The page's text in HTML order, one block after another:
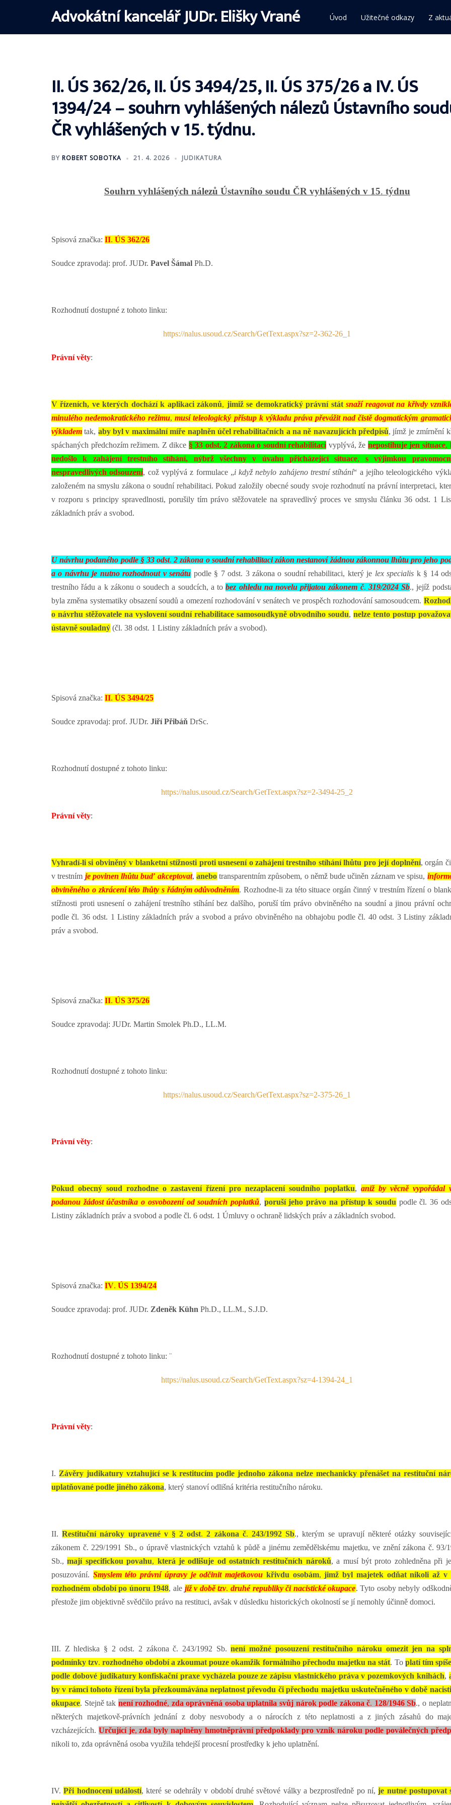
content
Advokátní kancelář JUDr. Elišky Vrané Úvod Užitečné odkazy Z
II. ÚS 362/26, II. ÚS 3494/25, II. ÚS 375/26 a IV. ÚS
1394/24 – souhrn vyhlášených nálezů Ústavního
ČR vyhlášených v 15. týdnu.
BY ROBERT SOBOTKA 21. 4. 2026 JUDIKATURA
Souhrn vyhlášených nálezů Ústavního soudu ČR vyhlášených v 15. týdnu
Spisová značka: II. ÚS 362/26
Soudce zpravodaj: prof. JUDr. Pavel Šámal Ph.D.
Rozhodnutí dostupné z tohoto linku:
https://nalus.usoud.cz/Search/GetText.aspx?sz=2-362-26_1
Právní věty:
V řízeních, ve kterých dochází k aplikaci zákonů, jimiž se demokratický právní státsnaží reagovat na křivdy
minulého nedemokratického režimu, musí teleologický přístup k výkladu práva převážit nad čistě dogmatickým
výkladem tak, aby byl v maximální míře naplněn účel rehabilitačních a na ně navazujících předpisů, jímž je zmírnění
spáchaných předchozím režimem. Z dikce § 33 odst. 2 zákona o soudní rehabilitaci vyplývá, že nepostihuje jen situace,
nedošlo k zahájení trestního stíhání, nýbrž všechny v úvahu přicházející situace, s výjimkou
nespravedlivých odsouzení, což vyplývá z formulace „i když nebylo zahájeno trestní stíhání“ a jejího teleologického
založeném na smyslu zákona o soudní rehabilitaci. Pokud založily obecné soudy svoje rozhodnutí na právní interpretaci,
v rozporu s principy spravedlnosti, porušily tím právo stěžovatele na spravedlivý proces ve smyslu článku 36 odst. 1
základních práv a svobod.
U návrhu podaného podle § 33 odst.2 zákona o soudní rehabilitaci zákon nestanoví žádnou zákonnou lhůtu pro jeho
a o návrhu je nutno rozhodnout v senátu podle § 7 odst. 3 zákona o soudní rehabilitaci, který je lex specialis k § 14
trestního řádu a k zákonu o soudech a soudcích, a tobez ohledu na novelu přijatou zákonem č. 319/2024 Sb., jejíž
byla změna systematiky obsazení soudů a omezení rozhodování v senátech ve prospěch rozhodování samosoudcem.
o návrhu stěžovatele na vyslovení soudní rehabilitace samosoudkyně obvodního soudu, nelze tento postup
ústavně souladný (čl. 38 odst. 1 Listiny základních práv a svobod).
Spisová značka: II. ÚS 3494/25
Soudce zpravodaj: prof. JUDr. Jiří Přibáň DrSc.
Rozhodnutí dostupné z tohoto linku:
https://nalus.usoud.cz/Search/GetText.aspx?sz=2-3494-25_2
Právní věty:
Vyhradí-li si obviněný v blanketní stížnosti proti usnesení o zahájení trestního stíhání lhůtu pro její doplnění, orgán
v trestním je povinen lhůtu buď akceptovat, anebo transparentním způsobem, o němž bude učiněn záznam ve spisu,
obviněného o zkrácení této lhůty s řádným odůvodněním. Rozhodne-li za této situace orgán činný v trestním řízení o
stížnosti proti usnesení o zahájení trestního stíhání bez dalšího, poruší tím právo obviněného na soudní a jinou právní
podle čl. 36 odst. 1 Listiny základních práv a svobod a právo obviněného na obhajobu podle čl. 40 odst. 3 Listiny
práv a svobod.
Spisová značka: II. ÚS 375/26
Soudce zpravodaj: JUDr. Martin Smolek Ph.D., LL.M.
Rozhodnutí dostupné z tohoto linku:
https://nalus.usoud.cz/Search/GetText.aspx?sz=2-375-26_1
Právní věty:
Pokud obecný soud rozhodne o zastavení řízení pro nezaplacení soudního poplatku, aniž by věcně vypořádal
podanou žádost účastníka o osvobození od soudních poplatků, poruší jeho právo na přístup k soudu podle čl. 36
Listiny základních práv a svobod a podle čl. 6 odst. 1 Úmluvy o ochraně lidských práv a základních svobod.
Spisová značka: IV. ÚS 1394/24
Soudce zpravodaj: prof. JUDr. Zdeněk Kühn Ph.D., LL.M., S.J.D.
Rozhodnutí dostupné z tohoto linku: ¨
https://nalus.usoud.cz/Search/GetText.aspx?sz=4-1394-24_1
Právní věty:
I. Závěry judikatury vztahující se k restitucím podle jednoho zákona nelze mechanicky přenášet na restituční
uplatňované podle jiného zákona, který stanoví odlišná kritéria restitučního nároku.
II.Restituční nároky upravené v § 2 odst. 2 zákona č.243/1992 Sb., kterým se upravují některé otázky
zákonem č. 229/1991 Sb., o úpravě vlastnických vztahů k půdě a jinému zemědělskému majetku, ve znění zákona č. 93/
Sb.,mají specifickou povahu, která je odlišuje od ostatních restitučních nároků, a musí být proto zohledněna při
posuzování. Smyslem této právní úpravy je odčinit majetkovou křivdu osobám,jimž byl majetek odňat nikoli až v
rozhodném období po únoru 1948, ale již v době tzv.druhé republiky či nacistické okupace. Tyto osoby nebyly
přestože jim objektivně svědčilo právo na restituci, avšak v důsledku historických okolností se jí nemohly účinně domoci.
III. Z hlediska § 2 odst. 2 zákona č. 243/1992 Sb.není možné posouzení restitučního nároku omezit jen na
podmínky tzv. rozhodného období a zkoumat pouze okamžik formálního přechodu majetku na stát. To platí tím spíše
podle dobové judikatury konfiskační praxe vycházela pouze ze zápisu vlastnického práva v pozemkových knihách,
by v rámci tohoto řízení byla přezkoumávána neplatnost převodu či přechodu majetku uskutečněného v době
okupace. Stejně tak není rozhodné, zda oprávněná osoba uplatnila svůj nárok podle zákona č. 128/1946 Sb., o
některých majetkově-právních jednání z doby nesvobody a o nárocích z této neplatnosti a z jiných zásahů do
vzcházejících. Určující je,zda byly naplněny hmotněprávní předpoklady pro vznik nároku podle poválečných
nikoli to, zda oprávněná osoba využila tehdejší procesní prostředky k jeho uplatnění.
IV.Při hodnocení událostí, které se odehrály v období druhé světové války a bezprostředně po ní,je nutné postupovat